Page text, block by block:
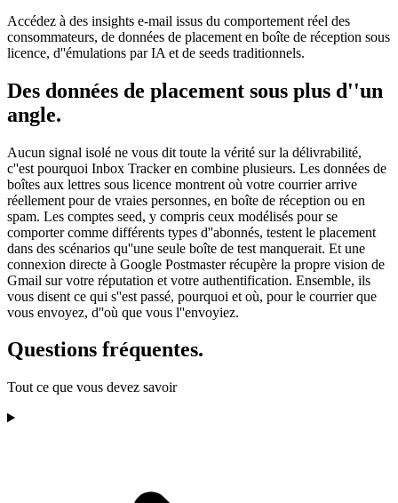
Accédez à des insights e-mail issus du comportement réel des
consommateurs, de données de placement en boîte de réception sous
licence, d''émulations par IA et de seeds traditionnels.
Des données de placement sous plus d''un
angle.
Aucun signal isolé ne vous dit toute la vérité sur la délivrabilité,
c''est pourquoi Inbox Tracker en combine plusieurs. Les données de
boîtes aux lettres sous licence montrent où votre courrier arrive
réellement pour de vraies personnes, en boîte de réception ou en
spam. Les comptes seed, y compris ceux modélisés pour se
comporter comme différents types d''abonnés, testent le placement
dans des scénarios qu''une seule boîte de test manquerait. Et une
connexion directe à Google Postmaster récupère la propre vision de
Gmail sur votre réputation et votre authentification. Ensemble, ils
vous disent ce qui s''est passé, pourquoi et où, pour le courrier que
vous envoyez, d''où que vous l''envoyiez.
Questions fréquentes.
Tout ce que vous devez savoir